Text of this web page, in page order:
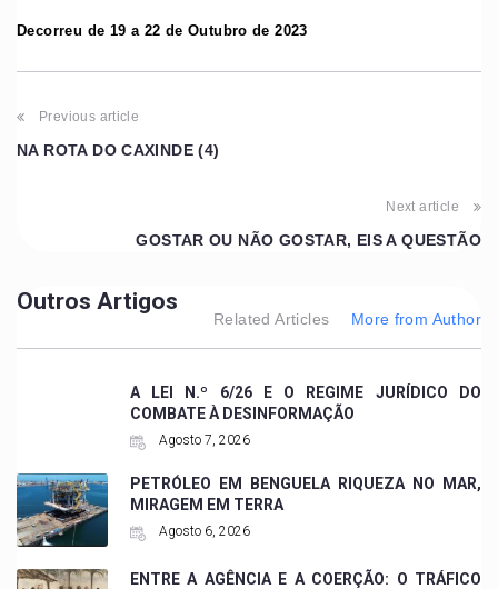
Decorreu de 19 a 22 de Outubro de 2023
Previous article
NA ROTA DO CAXINDE (4)
Next article
GOSTAR OU NÃO GOSTAR, EIS A QUESTÃO
Outros Artigos
Related Articles More from Author
A LEI N.º 6/26 E O REGIME JURÍDICO DO
COMBATE À DESINFORMAÇÃO
Agosto 7, 2026
PETRÓLEO EM BENGUELA RIQUEZA NO MAR,
MIRAGEM EM TERRA
Agosto 6, 2026
ENTRE A AGÊNCIA E A COERÇÃO: O TRÁFICO